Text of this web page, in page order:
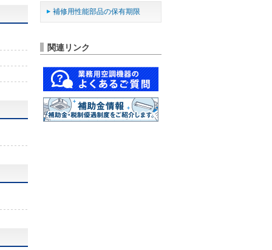
補修用性能部品の保有期限
関連リンク